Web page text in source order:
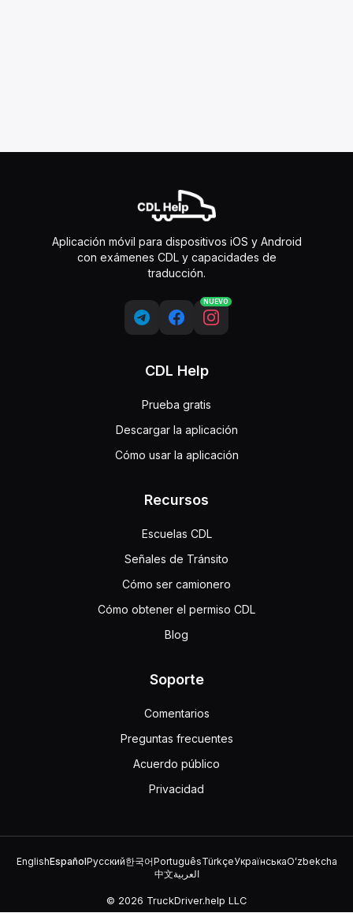
Aplicación móvil para dispositivos iOS y Android
con exámenes CDL y capacidades de
traducción.
NUEVO
CDL Help
Prueba gratis
Descargar la aplicación
Cómo usar la aplicación
Recursos
Escuelas CDL
Señales de Tránsito
Cómo ser camionero
Cómo obtener el permiso CDL
Blog
Soporte
Comentarios
Preguntas frecuentes
Acuerdo público
Privacidad
EnglishEspañolРусский한국어PortuguêsTürkçeУкраїнськаOʻzbekcha
中文العربية
© 2026 TruckDriver.help LLC